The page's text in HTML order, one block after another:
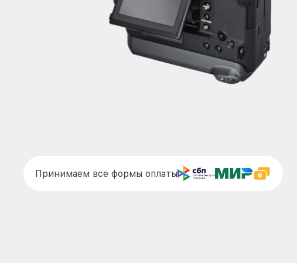
Принимаем все формы оплаты